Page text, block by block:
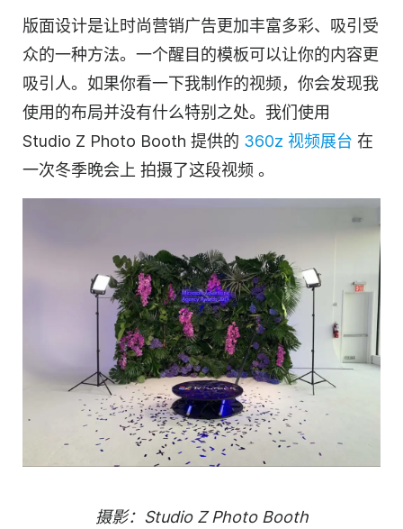
版面设计是让时尚营销广告更加丰富多彩、吸引 受
众的一种方法。一个醒目的模板可以让你的内容更
吸引人。如果你看一下我制作的视频，你会发现我
使用的布局并没有什么特别之处。我们使用
Studio Z Photo Booth 提供的 360z 视频展台 在
一次冬季晚会上 拍摄了这段视频 。
摄影：Studio Z Photo Booth